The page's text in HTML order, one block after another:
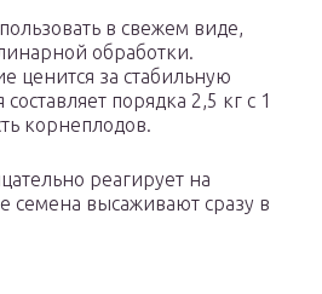
в свежем виде,
обработки.
ценится за стабильную
порядка 2,5 кг с 1
корнеплодов.
реагирует на
семена высаживают сразу в